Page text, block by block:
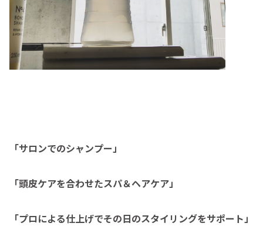
「サロンでのシャンプー」
「頭皮ケアを合わせたスパ＆ヘアケア」
「プロによる仕上げでその日のスタイリングをサポート」